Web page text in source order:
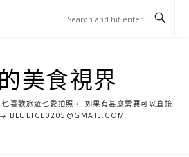
美食視界
喜歡旅遊也愛拍照， 如果有甚麼需要可以直接
→ BLUEICE0205@GMAIL.COM